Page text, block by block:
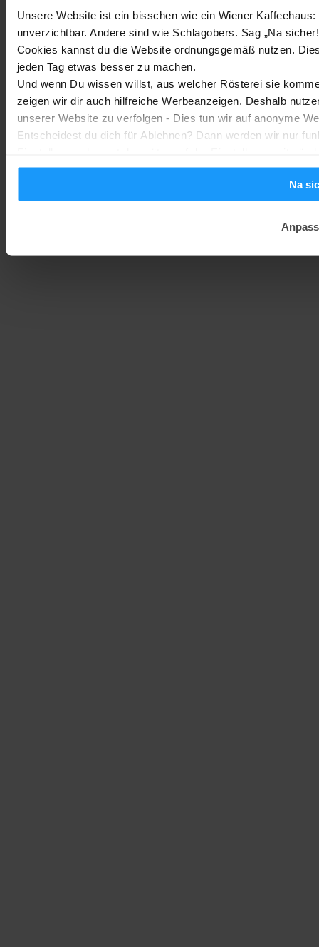
Unsere Website ist ein bisschen wie ein Wiener
unverzichtbar. Andere sind wie Schlagobers. Sag „Na
Cookies kannst du die Website ordnungsgemäß nutzen.
jeden Tag etwas besser zu machen.
Und wenn Du wissen willst, aus welcher Rösterei sie
zeigen wir dir auch hilfreiche Werbeanzeigen. Deshalb
unserer Website zu verfolgen - Dies tun wir auf anonyme
Entscheidest du dich für Ablehnen? Dann werden wir nur
Na
Trends & Technologien Marc - 2. August 2026
Homematic IP Kamera: Die neue Kamerafamilie im Überblick
Smarte Sicherheit Marc 1. August 2026
MEHR LADEN